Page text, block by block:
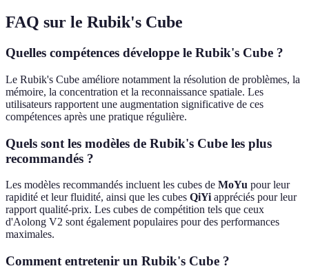
FAQ sur le Rubik's Cube
Quelles compétences développe le Rubik's Cube ?
Le Rubik's Cube améliore notamment la résolution de problèmes, la
mémoire, la concentration et la reconnaissance spatiale. Les
utilisateurs rapportent une augmentation significative de ces
compétences après une pratique régulière.
Quels sont les modèles de Rubik's Cube les plus
recommandés ?
Les modèles recommandés incluent les cubes de MoYu pour leur
rapidité et leur fluidité, ainsi que les cubes QiYiappréciés pour leur
rapport qualité-prix. Les cubes de compétition tels que ceux
d'Aolong V2 sont également populaires pour des performances
maximales.
Comment entretenir un Rubik's Cube ?